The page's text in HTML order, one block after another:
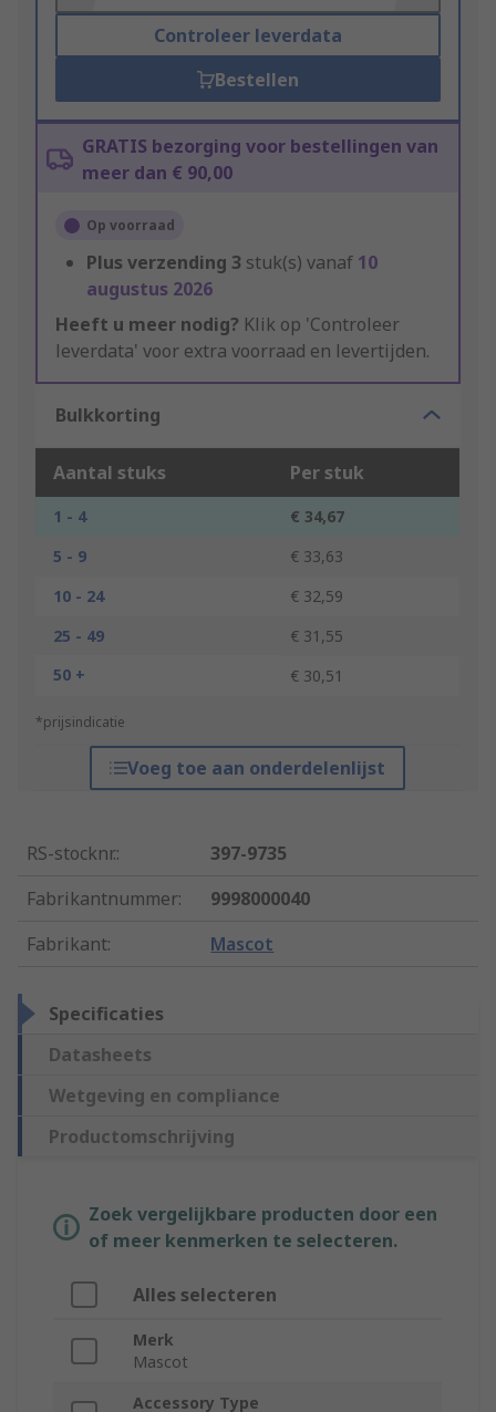
Controleer leverdata
Bestellen
GRATIS bezorging voor bestellingen van
meer dan € 90,00
Op voorraad
Plus verzending 3 stuk(s) vanaf 10
augustus 2026
Heeft u meer nodig? Klik op 'Controleer
leverdata' voor extra voorraad en levertijden.
Bulkkorting
Aantal stuks Per stuk
1 - 4
€ 34,67
5 - 9
€ 33,63
10 - 24
€ 32,59
25 - 49
€ 31,55
50 +
€ 30,51
*prijsindicatie
Voeg toe aan onderdelenlijst
RS-stocknr.:
397-9735
Fabrikantnummer:
9998000040
Fabrikant: Mascot
Specificaties
Datasheets
Wetgeving en compliance
Productomschrijving
Zoek vergelijkbare producten door een
of meer kenmerken te selecteren.
Alles selecteren
Merk
Mascot
Accessory Type